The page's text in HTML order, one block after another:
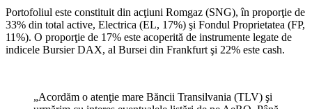
Portofoliul este constituit din acţiuni Romgaz (SNG), în proporţie de
33% din total active, Electrica (EL, 17%) şi Fondul Proprietatea (FP,
11%). O proporţie de 17% este acoperită de instrumente legate de
indicele Bursier DAX, al Bursei din Frankfurt şi 22% este cash.
„Acordăm o atenţie mare Băncii Transilvania (TLV) şi